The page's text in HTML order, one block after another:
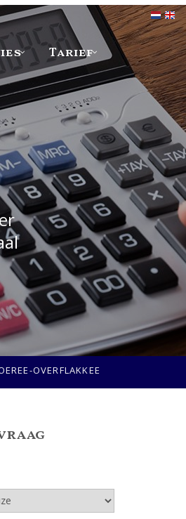
Tarief
OVERFLAKKEE